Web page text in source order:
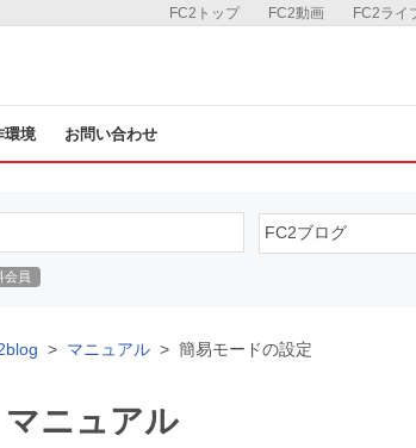
FC2ライ
FC2動画
FC2トップ
環境 お問い合わせ
会員
マニュアル 簡易モードの設定
ニュアル